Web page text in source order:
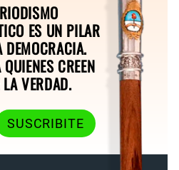
ES UN PILAR
DEMOCRACIA.
CREEN
VERDAD.
SUSCRIBITE